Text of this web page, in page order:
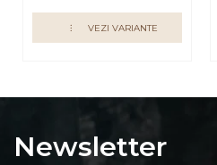
VEZI VARIANTE
Newsletter